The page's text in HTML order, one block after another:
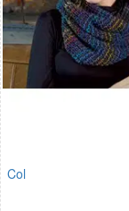
Col